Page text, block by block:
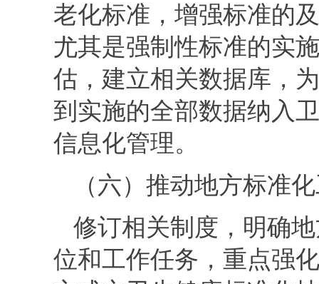
老化标准，增强标准的
尤其是强制性标准的实
估，建立相关数据库，
到实施的全部数据纳入
信息化管理。
（六）推动地方标准
修订相关制度，明确
位和工作任务，重点强